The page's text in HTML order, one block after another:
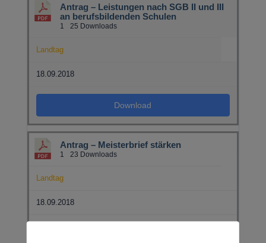
Antrag – Leistungen nach SGB II und III
an berufsbildenden Schulen
1 25 Downloads
Landtag
18.09.2018
Download
Antrag – Meisterbrief stärken
1 23 Downloads
Landtag
18.09.2018